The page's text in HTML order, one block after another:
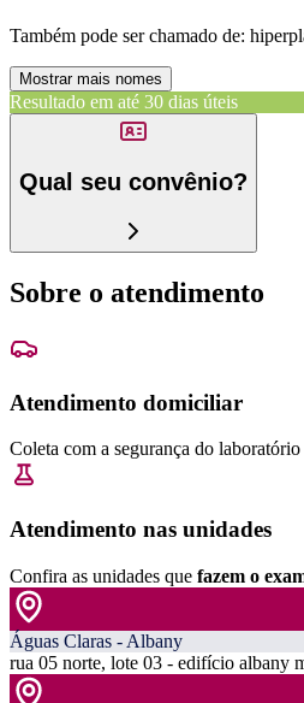
Também pode ser chamado de:
Mostrar mais nomes
Resultado em até 30 dias úteis
Qual seu convênio?
Sobre o atendimento
Atendimento domiciliar
Coleta com a segurança do
Atendimento nas unidades
Confira as unidades que fazem o
Águas Claras - Albany
rua 05 norte, lote 03 - edifício albany